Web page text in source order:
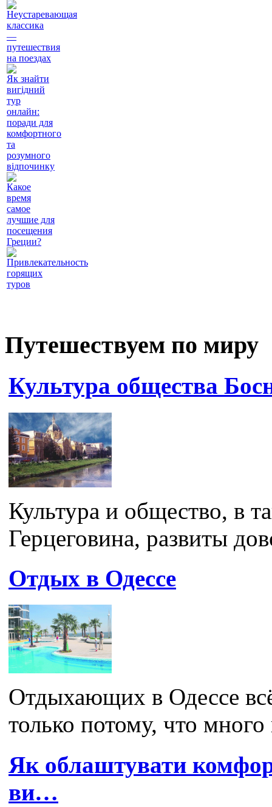
Неустаревающая
классика
—
путешествия
на поездах
Як знайти
вигідний
тур
онлайн:
поради для
комфортного
та
розумного
відпочинку
Какое
время
самое
лучшие для
посещения
Греции?
Привлекательность
горящих
туров
Путешествуем по миру
Культура общества
Культура и общество, в
Герцеговина, развиты
Отдых в Одессе
Отдыхающих в Одессе
только потому, что
Як облаштувати
ви…